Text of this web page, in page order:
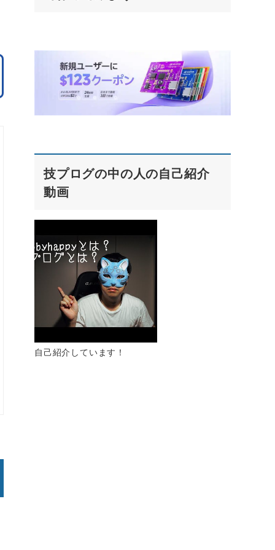
技プログの中の人の自己紹介
動画
自己紹介しています！